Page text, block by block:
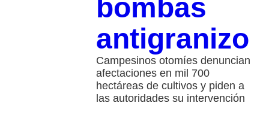
bombas
antigranizo
Campesinos otomíes denuncian
afectaciones en mil 700
hectáreas de cultivos y piden a
las autoridades su intervención